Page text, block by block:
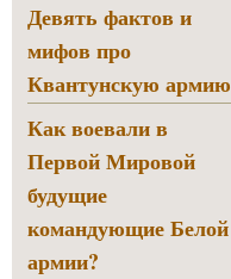
Девять фактов и
мифов про
Квантунскую армию
Как воевали в
Первой Мировой
будущие
командующие Белой
армии?